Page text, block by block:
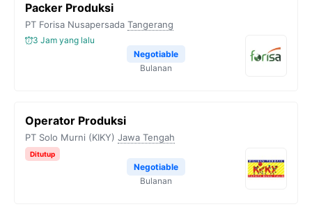
Packer Produksi
PT Forisa Nusapersada Tangerang
3 Jam yang lalu
Negotiable
Bulanan
Operator Produksi
PT Solo Murni (KIKY) Jawa Tengah
Ditutup
Negotiable
Bulanan